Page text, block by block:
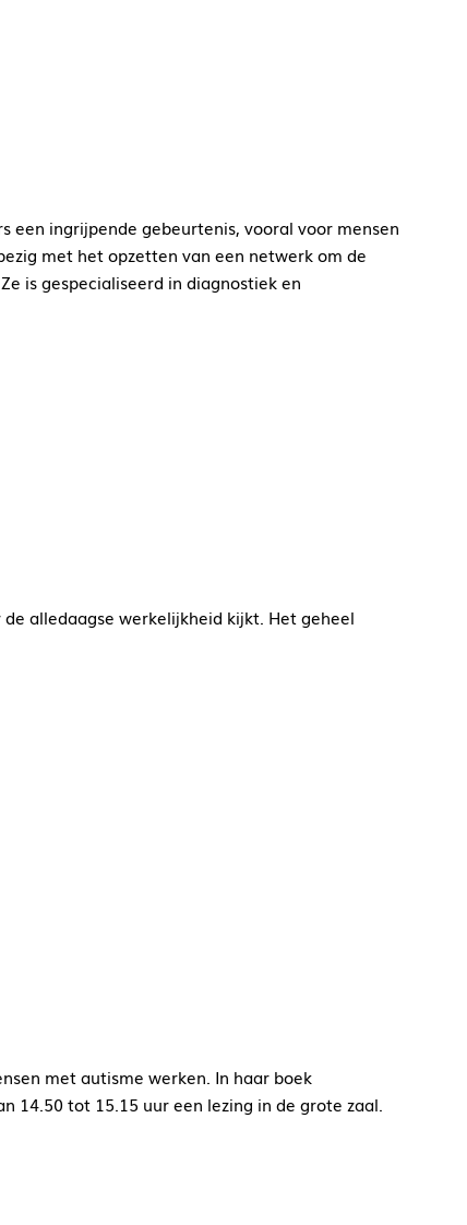
een ingrijpende gebeurtenis, vooral voor mensen
met het opzetten van een netwerk om de
is gespecialiseerd in diagnostiek en
alledaagse werkelijkheid kijkt. Het geheel
met autisme werken. In haar boek
14.50 tot 15.15 uur een lezing in de grote zaal.